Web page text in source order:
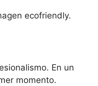
ecofriendly.
En un
momento.